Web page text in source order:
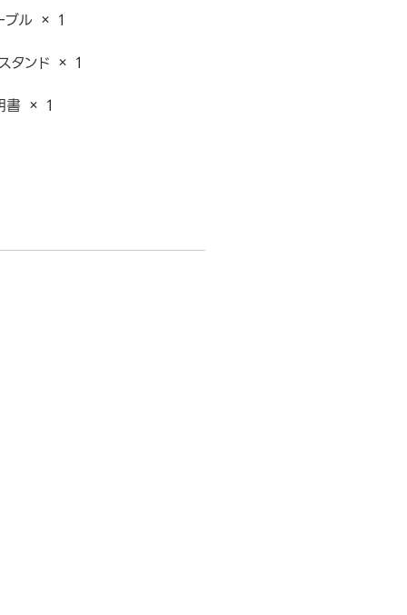
ブル × 1
タンド × 1
書 × 1